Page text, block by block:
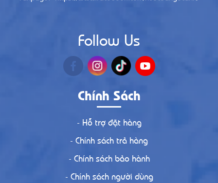
Follow Us
Chính Sách
- Hỗ trợ đặt hàng
- Chính sách trả hàng
- Chính sách bảo hành
- Chính sách người dùng